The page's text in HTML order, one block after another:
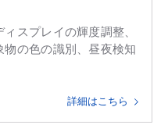
スプレイの輝度調整、
の色の識別、昼夜検知
詳細はこちら